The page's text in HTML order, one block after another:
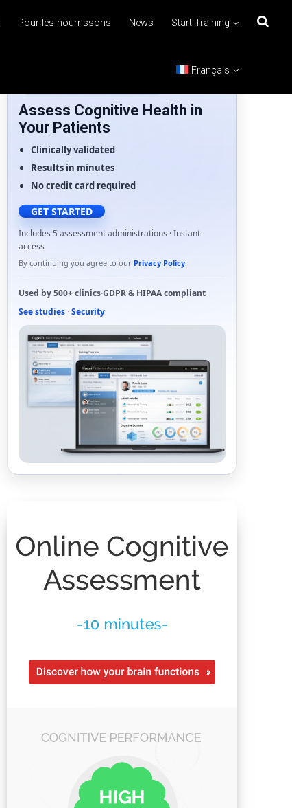
Pour les nourrissons News Start Training
Français
Assess Cognitive Health in
Your Patients
Clinically validated
Results in minutes
No credit card required
GET STARTED
Includes 5 assessment administrations · Instant
access
By continuing you agree to our Privacy Policy.
Used by500+ clinics·GDPR& HIPAAcompliant
See studies · Security